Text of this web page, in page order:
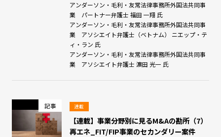
アンダーソン・毛利・友常法律事務所外国法共同事
業 パートナー弁護士 福田 一翔 氏
アンダーソン・毛利・友常法律事務所外国法共同事
業 アソシエイト弁護士（ベトナム） ニエップ・テ
ィ・ラン 氏
アンダーソン・毛利・友常法律事務所外国法共同事
業 アソシエイト弁護士 濵田 光一 氏
記事 連載
【連載】事業分野別に見るM&Aの勘所（7）
再エネ_FIT/FIP事業のセカンダリー案件